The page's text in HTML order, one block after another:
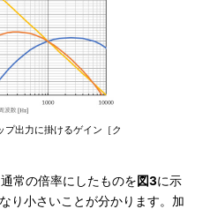
出力に掛けるゲイン［ク
常の倍率にしたものを図3に示
り小さいことが分かります。加